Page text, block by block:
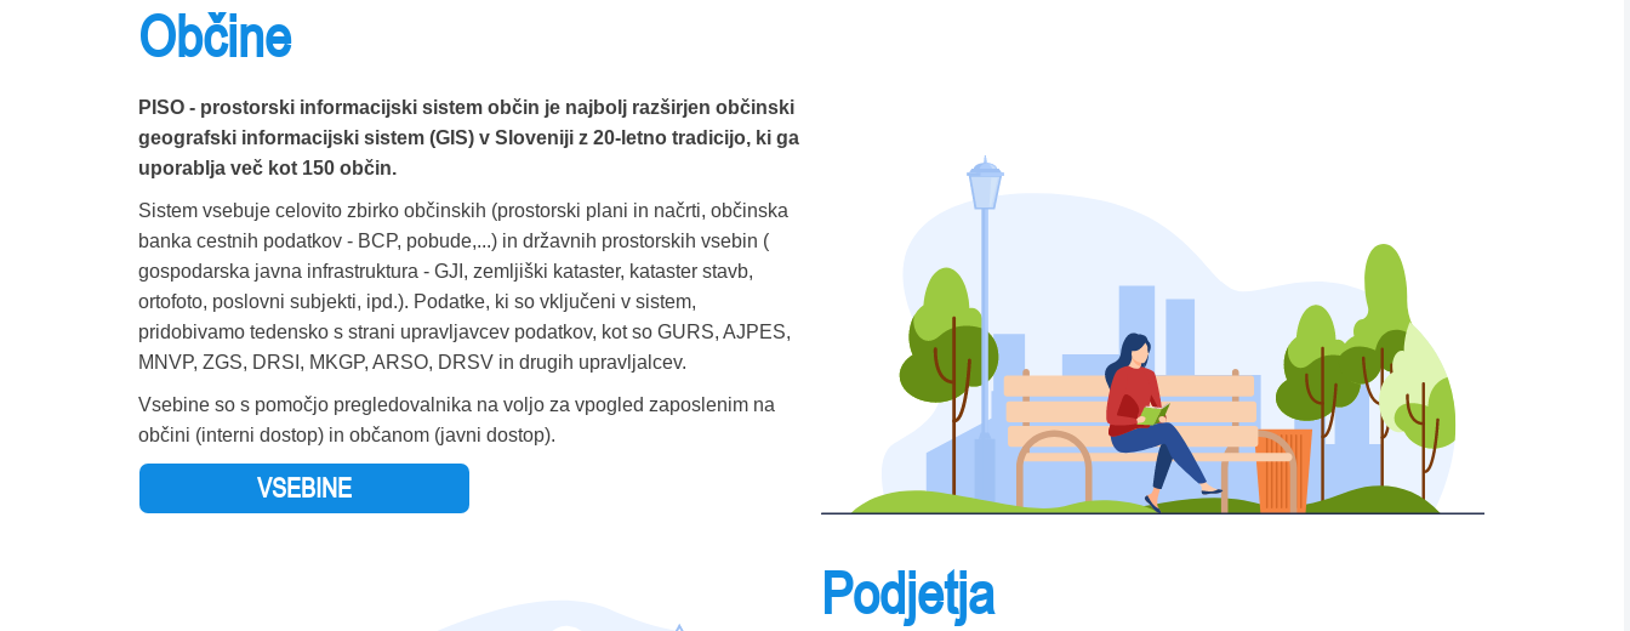
MORAVSKE TOPLICE
MUTA
NAKLO
NAZARJE
NOVA GORICA
NOVO MESTO
ODRANCI
OPLOTNICA
ORMOŽ
OSILNICA
Občine
PISO - prostorski informacijski sistem občin je najbolj razširjen občinski
geografski informacijski sistem (GIS) v Sloveniji z 20-letno tradicijo, ki ga
uporablja več kot 150 občin.
Sistem vsebuje celovito zbirko občinskih (prostorski plani in načrti, občinska
banka cestnih podatkov - BCP, pobude,...) in državnih prostorskih vsebin (
gospodarska javna infrastruktura - GJI, zemljiški kataster, kataster stavb,
ortofoto, poslovni subjekti, ipd.). Podatke, ki so vključeni v sistem,
pridobivamo tedensko s strani upravljavcev podatkov, kot so GURS, AJPES,
MNVP, ZGS, DRSI, MKGP, ARSO, DRSV in drugih upravljalcev.
Vsebine so s pomočjo pregledovalnika na voljo za vpogled zaposlenim na
občini (interni dostop) in občanom (javni dostop).
VSEBINE
Podjetja